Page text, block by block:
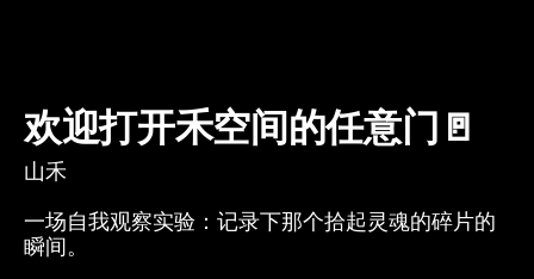
欢迎打开禾空间的任意门🚪
山禾
一场自我观察实验：记录下那个拾起灵魂的碎片的
瞬间。